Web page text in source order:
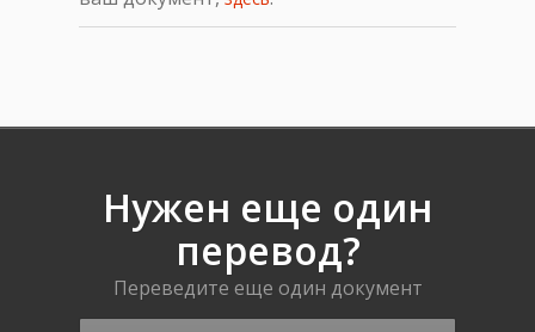
Нужен еще один
перевод?
Переведите еще один документ